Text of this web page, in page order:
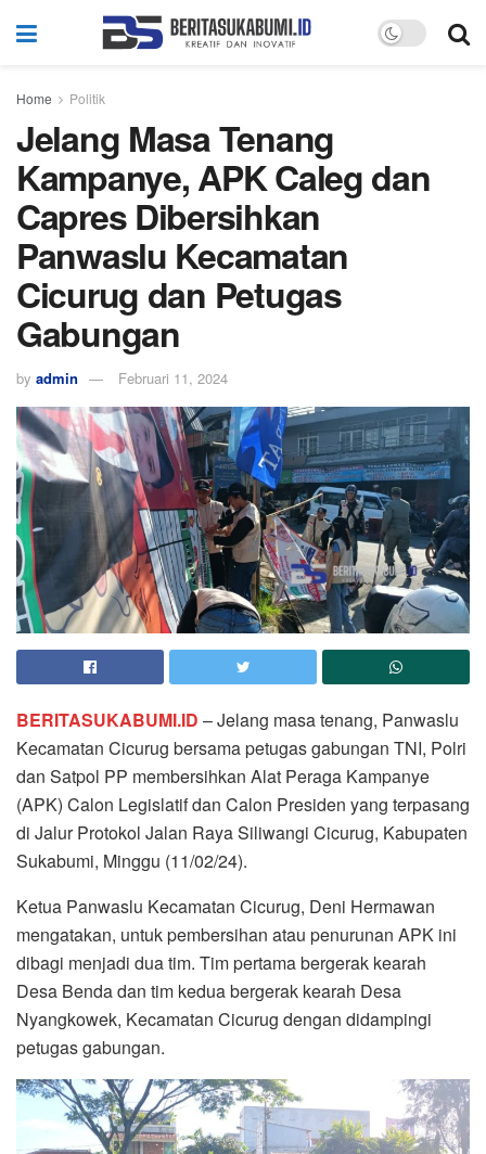
Home Politik
Jelang Masa Tenang
Kampanye, APK Caleg dan
Capres Dibersihkan
Panwaslu Kecamatan
Cicurug dan Petugas
Gabungan
by admin Februari 11, 2024
BERITASUKABUMI.ID – Jelang masa tenang, Panwaslu
Kecamatan Cicurug bersama petugas gabungan TNI, Polri
dan Satpol PP membersihkan Alat Peraga Kampanye
(APK) Calon Legislatif dan Calon Presiden yang terpasang
di Jalur Protokol Jalan Raya Siliwangi Cicurug, Kabupaten
Sukabumi, Minggu (11/02/24).
Ketua Panwaslu Kecamatan Cicurug, Deni Hermawan
mengatakan, untuk pembersihan atau penurunan APK ini
dibagi menjadi dua tim. Tim pertama bergerak kearah
Desa Benda dan tim kedua bergerak kearah Desa
Nyangkowek, Kecamatan Cicurug dengan didampingi
petugas gabungan.